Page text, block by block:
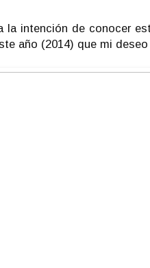
la intención de conocer
año (2014) que mi